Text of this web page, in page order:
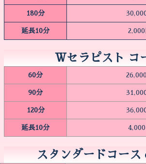
180分
延長10分 2,000
Ｗセラピスト コ
60分
90分
120分
延長10分
スタンダードコー